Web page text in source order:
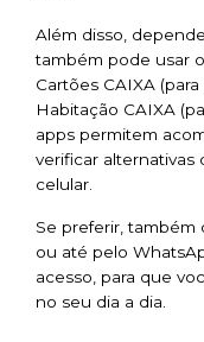
Além disso,
também pode usar
Cartões CAIXA
Habitação CAIXA
apps permitem
verificar
celular.
Se preferir, também
ou até pelo
acesso, para que
no seu dia a dia.